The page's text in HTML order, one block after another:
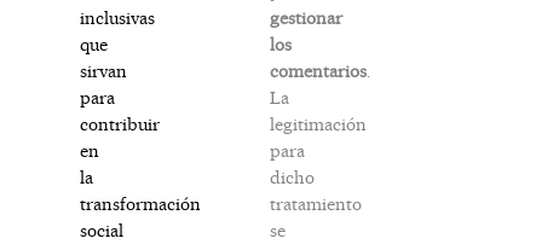
inclusivas
que
sirvan
para
contribuir
en
la
transformación
social
gestionar
los
comentarios
La
legitimación
para
dicho
tratamiento
se